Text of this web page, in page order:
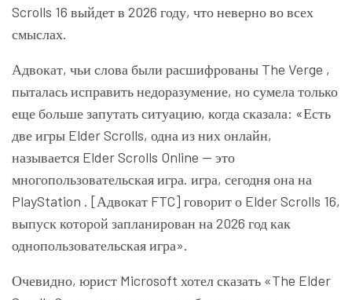
Scrolls 16 выйдет в 2026 году, что неверно во всех
смыслах.
Адвокат, чьи слова были расшифрованы The Verge ,
пыталась исправить недоразумение, но сумела только
еще больше запутать ситуацию, когда сказала: «Есть
две игры Elder Scrolls, одна из них онлайн,
называется Elder Scrolls Online — это
многопользовательская игра. игра, сегодня она на
PlayStation . [Адвокат FTC] говорит о Elder Scrolls 16,
выпуск которой запланирован на 2026 год как
однопользовательская игра».
Очевидно, юрист Microsoft хотел сказать «The Elder